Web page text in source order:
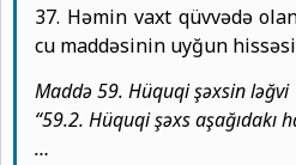
37. Həmin vaxt qüvvədə
cu maddəsinin uyğun
Maddə 59. Hüquqi şəxsin ləğvi
“59.2. Hüquqi şəxs aşağıdakı
…